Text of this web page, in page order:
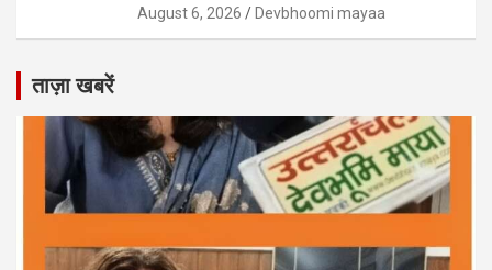
August 6, 2026 Devbhoomi mayaa
ताज़ा खबरें